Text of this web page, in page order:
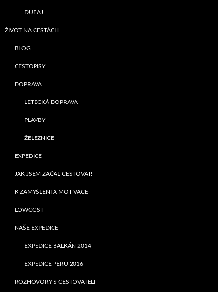
DUBAJ
ŽIVOT NA CESTÁCH
BLOG
CESTOPISY
DOPRAVA
LETECKÁ DOPRAVA
PLAVBY
ŽELEZNICE
EXPEDICE
JAK JSEM ZAČAL CESTOVAT!
K ZAMYŠLENÍ A MOTIVACE
LOWCOST
NAŠE EXPEDICE
EXPEDICE BALKÁN 2014
EXPEDICE PERU 2016
ROZHOVORY S CESTOVATELI